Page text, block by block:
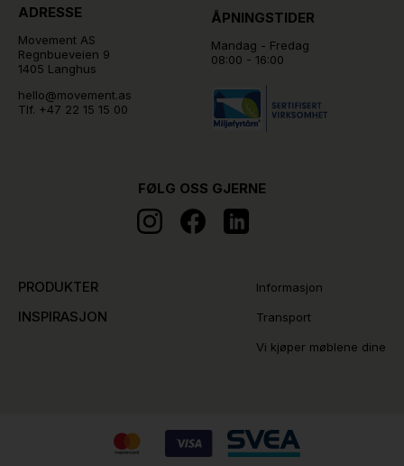
ADRESSE
Movement AS
Regnbueveien 9
1405 Langhus
hello@movement.as
Tlf. +47 22 15 15 00
ÅPNINGSTIDER
Mandag - Fredag
08:00 - 16:00
PRODUKTER
INSPIRASJON
Informasjon
Transport
Vi kjøper møblene dine
FØLG OSS GJERNE